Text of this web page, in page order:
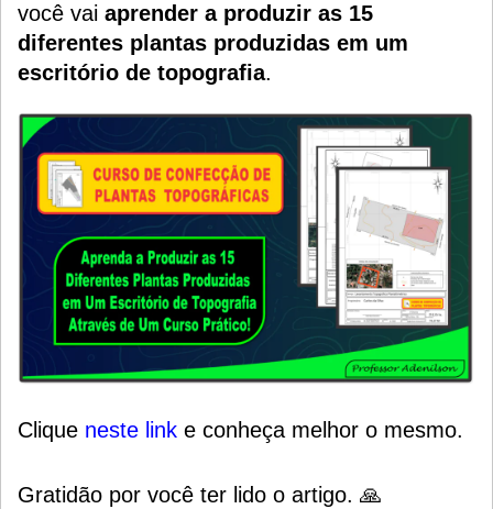
você vai aprender a produzir as 15
diferentes plantas produzidas em um
escritório de topografia.
Clique neste link e conheça melhor o mesmo.
Gratidão por você ter lido o artigo. 🙏